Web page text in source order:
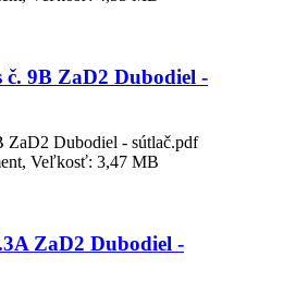
č. 9B ZaD2 Dubodiel -
ZaD2 Dubodiel - sútlač.pdf
Veľkosť: 3,47 MB
ZaD2 Dubodiel -